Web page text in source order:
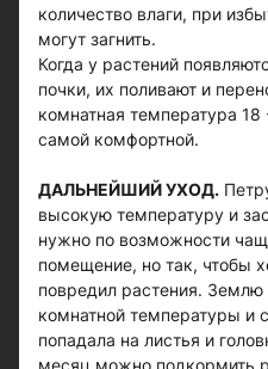
количество влаги, при
могут загнить.
Когда у растений
почки, их поливают и
комнатная температура 18
самой комфортной.
ДАЛЬНЕЙШИЙ УХОД.
высокую температуру и
нужно по возможности
помещение, но так, чтобы
повредил растения.
комнатной температуры и
попадала на листья и
месяц можно подкормить